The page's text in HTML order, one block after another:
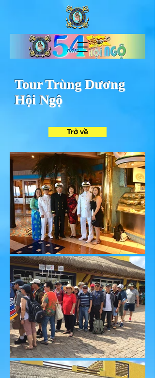
Tour Trùng Dương
Hội Ngộ
Trở về